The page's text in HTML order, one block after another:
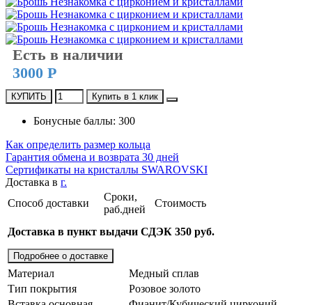
Есть в наличии
3000 Р
КУПИТЬ Купить в 1 клик
Бонусные баллы: 300
Как определить размер кольца
Гарантия обмена и возврата 30 дней
Сертификаты на кристаллы SWAROVSKI
Доставка в г.
Способ доставки
Сроки,
раб.дней
Стоимость
Доставка в пункт выдачи СДЭК 350 руб.
Подробнее о доставке
Материал
Медный сплав
Тип покрытия
Розовое золото